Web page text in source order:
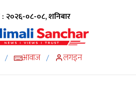
०८-०८, शनिबार
/ आवाज / लगइन